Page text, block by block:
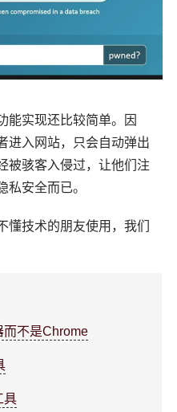
能实现还比较简单。因
进入网站，只会自动弹出
被骇客入侵过，让他们注
私安全而已。
懂技术的朋友使用，我们
而不是Chrome
具